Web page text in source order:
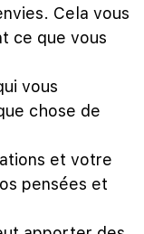
Cela vous
ce que vous
vous
chose de
et votre
pensées et